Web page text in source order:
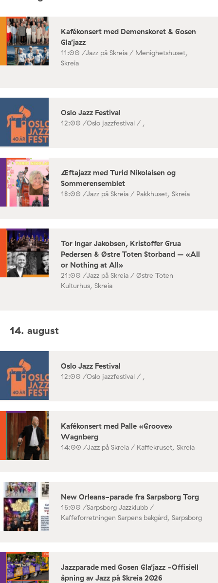
Kafékonsert med Demenskoret & Gosen
Gla’jazz
11:00 /Jazz på Skreia / Menighetshuset,
Skreia
Oslo Jazz Festival
12:00 /Oslo jazzfestival / ,
Æftajazz med Turid Nikolaisen og
Sommerensemblet
18:00 /Jazz på Skreia / Pakkhuset, Skreia
Tor Ingar Jakobsen, Kristoffer Grua
Pedersen & Østre Toten Storband – «All
or Nothing at All»
21:00 /Jazz på Skreia / Østre Toten
Kulturhus, Skreia
14. august
Oslo Jazz Festival
12:00 /Oslo jazzfestival / ,
Kafékonsert med Palle «Groove»
Wagnberg
14:00 /Jazz på Skreia / Kaffekruset, Skreia
New Orleans-parade fra Sarpsborg Torg
16:00 /Sarpsborg Jazzklubb /
Kaffeforretningen Sarpens bakgård, Sarpsborg
Jazzparade med Gosen Gla’jazz -Offisiell
åpning av Jazz på Skreia 2026